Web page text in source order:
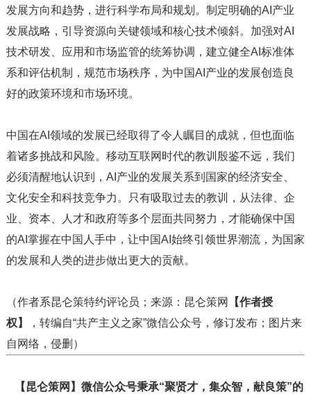
发展方向和趋势，进行科学布局和规划。制定明确的AI产业
发展战略，引导资源向关键领域和核心技术倾斜。加强对AI
技术研发、应用和市场监管的统筹协调，建立健全AI标准体
系和评估机制，规范市场秩序，为中国AI产业的发展创造良
好的政策环境和市场环境。
中国在AI领域的发展已经取得了令人瞩目的成就，但也面临
着诸多挑战和风险。移动互联网时代的教训殷鉴不远，我们
必须清醒地认识到，AI产业的发展关系到国家的经济安全、
文化安全和科技竞争力。只有吸取过去的教训，从法律、企
业、资本、人才和政府等多个层面共同努力，才能确保中国
的AI掌握在中国人手中，让中国AI始终引领世界潮流，为国家
的发展和人类的进步做出更大的贡献。
（作者系昆仑策特约评论员；来源：昆仑策网
【作者授
权】
，转编自“共产主义之家”微信公众号，修订发布；图片来
自网络，侵删）
【昆仑策网】微信公众号秉承“聚贤才，集众智，献良策”的